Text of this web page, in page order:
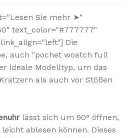
Sie mehr ➤"
text_color="#777777"
Die
auch "pochet woatch full
ideale Modelltyp, um das
als auch vor Stößen
lässt sich um 90° öffnen,
ablesen können. Dieses